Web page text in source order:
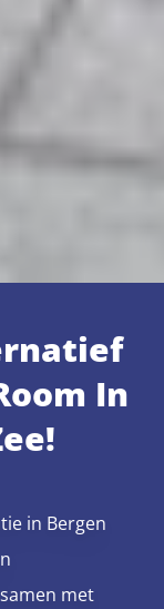
In
in Bergen
met